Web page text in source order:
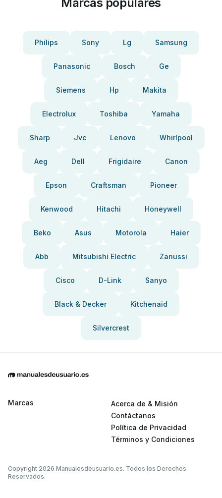
Philips Sony Lg Samsung
Panasonic Bosch Ge
Siemens Hp Makita
Electrolux Toshiba Yamaha
Sharp Jvc Lenovo Whirlpool
Aeg Dell Frigidaire Canon
Epson Craftsman Pioneer
Kenwood Hitachi Honeywell
Beko Asus Motorola Haier
Abb Mitsubishi Electric Zanussi
Cisco D-Link Sanyo
Black & Decker Kitchenaid
Silvercrest
Marcas
Acerca de & Misión
Contáctanos
Política de Privacidad
Términos y Condiciones
Copyright 2026 Manualesdeusuario.es. Todos los Derechos
Reservados.